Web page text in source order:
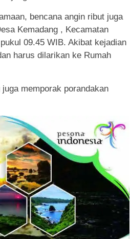
bencana angin ribut juga
Kemadang , Kecamatan
09.45 WIB. Akibat kejadian
harus dilarikan ke Rumah
memporak porandakan